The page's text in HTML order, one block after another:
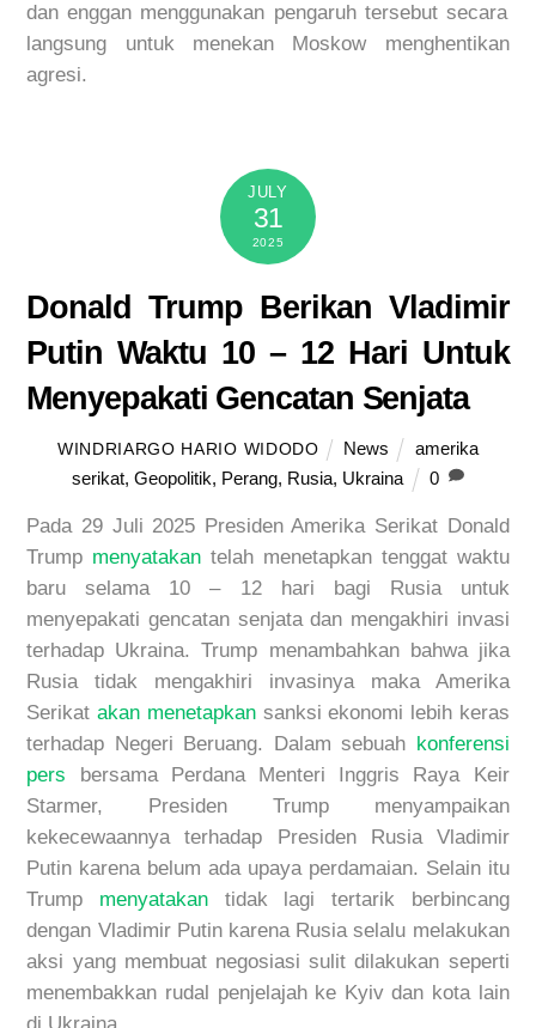
danenggan menggunakan pengaruh tersebut secara
langsung
untuk menekan Moskow menghentikan
agresi.
JULY
31
2025
Donald Trump Berikan Vladimir
Putin Waktu 10 – 12 Hari Untuk
Menyepakati Gencatan Senjata
WINDRIARGO HARIO WIDODO News
amerika
serikat,Geopolitik, Perang, Rusia, Ukraina 0
Pada 29 Juli 2025 Presiden Amerika Serikat Donald
Trump menyatakan telah menetapkan tenggat waktu
baru selama 10 – 12 hari bagi Rusia untuk
menyepakati gencatan senjata dan mengakhiri invasi
terhadap Ukraina. Trump menambahkan bahwa jika
Rusia tidak mengakhiri invasinya maka Amerika
Serikatakan menetapkansanksi ekonomi lebih keras
terhadap Negeri Beruang. Dalam sebuah konferensi
pers bersama Perdana Menteri Inggris Raya Keir
Starmer, Presiden Trump menyampaikan
kekecewaannya terhadap Presiden Rusia Vladimir
Putin karena belum ada upaya perdamaian. Selain itu
Trump menyatakan tidak lagi tertarik berbincang
dengan Vladimir Putin karena Rusiaselalu melakukan
aksi yang membuat negosiasi sulit dilakukan seperti
menembakkan rudal penjelajah ke Kyiv dan kota lain